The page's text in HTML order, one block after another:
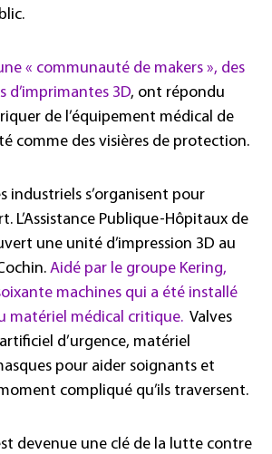
« communauté de makers », des
d’imprimantes 3D, ont répondu
de l’équipement médical de
comme des visières de protection.
industriels s’organisent pour
L’Assistance Publique-Hôpitaux de
une unité d’impression 3D au
Aidé par le groupe Kering,
machines qui a été installé
matériel médical critique. Valves
d’urgence, matériel
pour aider soignants et
compliqué qu’ils traversent.
devenue une clé de la lutte contre